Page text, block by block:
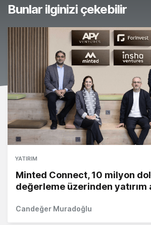
Bunlar ilginizi çekebilir
YATIRIM
Minted Connect, 10 milyon
değerleme üzerinden yatırım
Candeğer Muradoğlu